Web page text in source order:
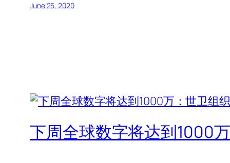
June 25, 2020
下周全球数字将达到1000